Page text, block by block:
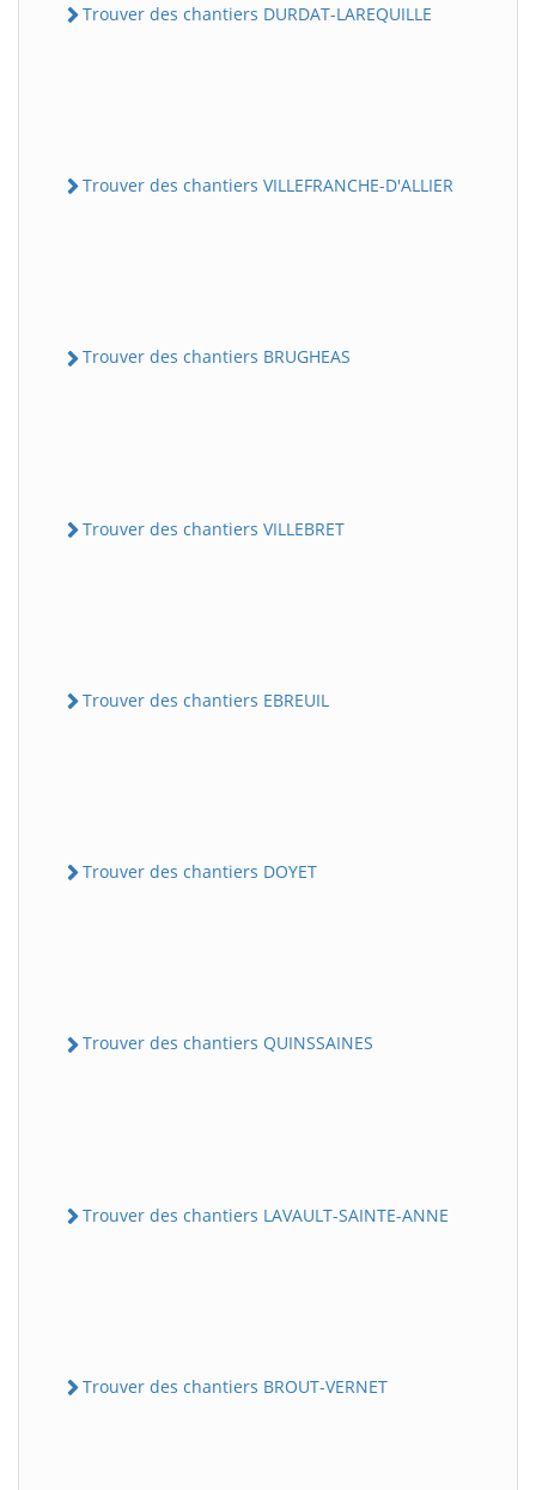
Trouver des chantiers DURDAT-LAREQUILLE
Trouver des chantiers VILLEFRANCHE-D'ALLIER
Trouver des chantiers BRUGHEAS
Trouver des chantiers VILLEBRET
Trouver des chantiers EBREUIL
Trouver des chantiers DOYET
Trouver des chantiers QUINSSAINES
Trouver des chantiers LAVAULT-SAINTE-ANNE
Trouver des chantiers BROUT-VERNET